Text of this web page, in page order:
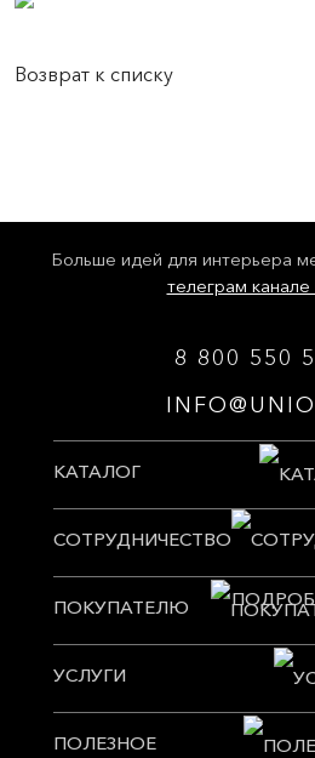
Возврат к списку
Больше идей для интерьера
телеграм
8 800 550
КАТАЛОГ
СОТРУДНИЧЕСТВО
ПОКУПАТЕЛЮ
УСЛУГИ
ПОЛЕЗНОЕ